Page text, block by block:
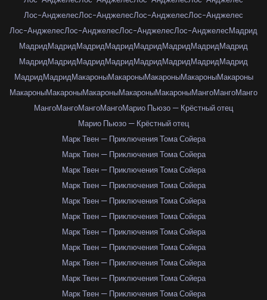
Лос-АнджелесЛос-АнджелесЛос-АнджелесЛос-Анджелес
Лос-АнджелесЛос-АнджелесЛос-АнджелесЛос-АнджелесМадрид
МадридМадридМадридМадридМадридМадридМадридМадрид
МадридМадридМадридМадридМадридМадридМадридМадрид
МадридМадридМакароныМакароныМакароныМакароныМакароны
МакароныМакароныМакароныМакароныМакароныМангоМангоМанго
МангоМангоМангоМангоМарио Пьюзо — Крёстный отец
Марио Пьюзо — Крёстный отец
Марк Твен — Приключения Тома Сойера
Марк Твен — Приключения Тома Сойера
Марк Твен — Приключения Тома Сойера
Марк Твен — Приключения Тома Сойера
Марк Твен — Приключения Тома Сойера
Марк Твен — Приключения Тома Сойера
Марк Твен — Приключения Тома Сойера
Марк Твен — Приключения Тома Сойера
Марк Твен — Приключения Тома Сойера
Марк Твен — Приключения Тома Сойера
Марк Твен — Приключения Тома Сойера